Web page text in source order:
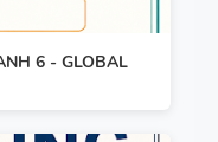
6 - GLOBAL